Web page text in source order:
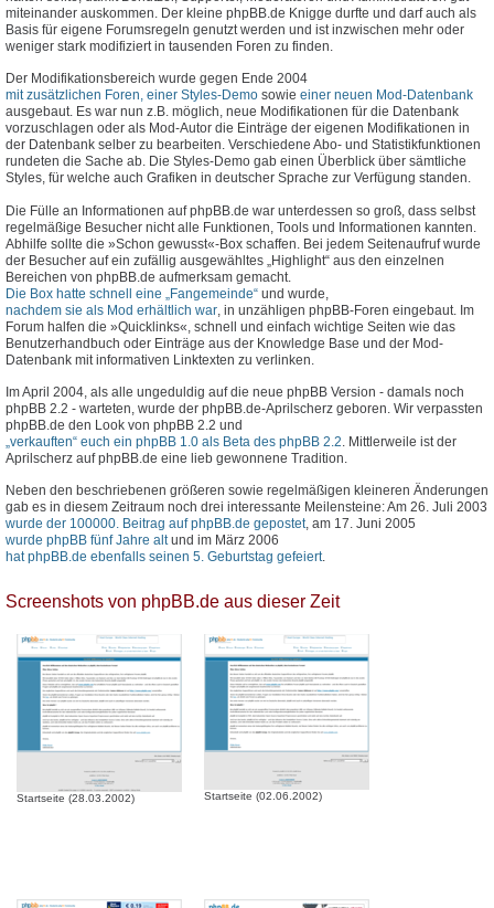
miteinander auskommen. Der kleine phpBB.de Knigge durfte und darf auch als
Basis für eigene Forumsregeln genutzt werden und ist inzwischen mehr oder
weniger stark modifiziert in tausenden Foren zu finden.
Der Modifikationsbereich wurde gegen Ende 2004
mit zusätzlichen Foren, einer Styles-Demo sowie einer neuen Mod-Datenbank
ausgebaut. Es war nun z.B. möglich, neue Modifikationen für die Datenbank
vorzuschlagen oder als Mod-Autor die Einträge der eigenen Modifikationen in
der Datenbank selber zu bearbeiten. Verschiedene Abo- und Statistikfunktionen
rundeten die Sache ab. Die Styles-Demo gab einen Überblick über sämtliche
Styles, für welche auch Grafiken in deutscher Sprache zur Verfügung standen.
Die Fülle an Informationen auf phpBB.de war unterdessen so groß, dass selbst
regelmäßige Besucher nicht alle Funktionen, Tools und Informationen kannten.
Abhilfe sollte die »Schon gewusst«-Box schaffen. Bei jedem Seitenaufruf wurde
der Besucher auf ein zufällig ausgewähltes „Highlight“ aus den einzelnen
Bereichen von phpBB.de aufmerksam gemacht.
Die Box hatte schnell eine „Fangemeinde“ und wurde,
nachdem sie als Mod erhältlich war , in unzähligen phpBB-Foren eingebaut. Im
Forum halfen die »Quicklinks«, schnell und einfach wichtige Seiten wie das
Benutzerhandbuch oder Einträge aus der Knowledge Base und der Mod-
Datenbank mit informativen Linktexten zu verlinken.
Im April 2004, als alle ungeduldig auf die neue phpBB Version - damals noch
phpBB 2.2 - warteten, wurde der phpBB.de-Aprilscherz geboren. Wir verpassten
phpBB.de den Look von phpBB 2.2 und
„verkauften“ euch ein phpBB 1.0 als Beta des phpBB 2.2. Mittlerweile ist der
Aprilscherz auf phpBB.de eine lieb gewonnene Tradition.
Neben den beschriebenen größeren sowie regelmäßigen kleineren Änderungen
gab es in diesem Zeitraum noch drei interessante Meilensteine: Am 26. Juli 2003
wurde der 100000. Beitrag auf phpBB.de gepostet, am 17. Juni 2005
wurde phpBB fünf Jahre altund im März 2006
hat phpBB.de ebenfalls seinen 5. Geburtstag gefeiert.
Screenshots von phpBB.de aus dieser Zeit
Startseite (28.03.2002) Startseite (02.06.2002)